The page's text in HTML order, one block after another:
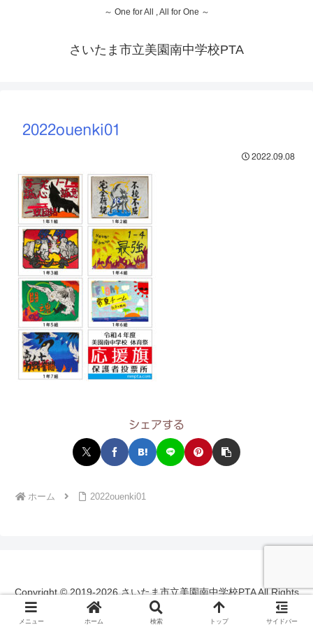
～ One for All , All for One ～
さいたま市立美園南中学校PTA
2022ouenki01
2022.09.08
シェアする
ホーム 2022ouenki01
Copyright © 2019-2026 さいたま市立美園南中学校PTA All Rights
Reserved.
メニュー ホーム 検索 トップ サイドバー